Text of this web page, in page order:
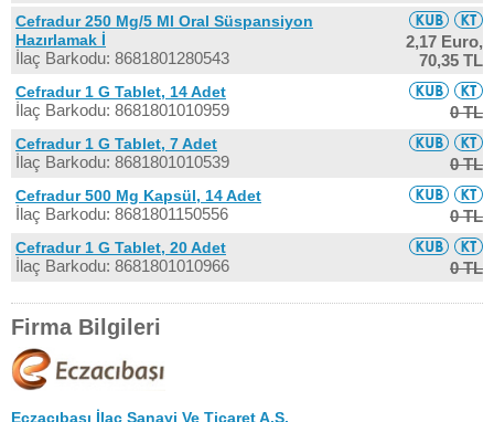
Cefradur 250 Mg/5 Ml Oral Süspansiyon
Hazırlamak İ
İlaç Barkodu: 8681801280543
2,17 Euro,
70,35 TL
Cefradur 1 G Tablet, 14 Adet
İlaç Barkodu: 8681801010959 0 TL
Cefradur 1 G Tablet, 7 Adet
İlaç Barkodu: 8681801010539 0 TL
Cefradur 500 Mg Kapsül, 14 Adet
İlaç Barkodu: 8681801150556 0 TL
Cefradur 1 G Tablet, 20 Adet
İlaç Barkodu: 8681801010966 0 TL
Firma Bilgileri
Eczacıbaşı İlaç Sanayi Ve Ticaret A.Ş.